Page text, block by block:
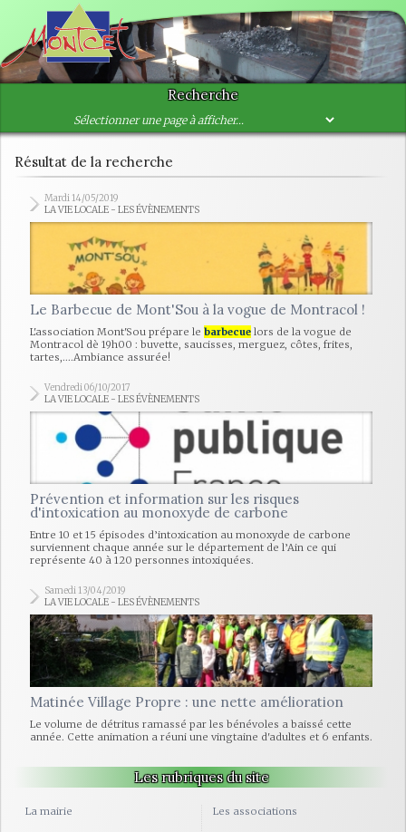
Recherche
Résultat de la recherche
Mardi 14/05/2019
LA VIE LOCALE - LES ÉVÈNEMENTS
Le Barbecue de Mont'Sou à la vogue de Montracol !
L'association Mont'Sou prépare le barbecue lors de la vogue de
Montracol dè 19h00 : buvette, saucisses, merguez, côtes, frites,
tartes,....Ambiance assurée!
Vendredi 06/10/2017
LA VIE LOCALE - LES ÉVÈNEMENTS
Prévention et information sur les risques
d'intoxication au monoxyde de carbone
Entre 10 et 15 épisodes d’intoxication au monoxyde de carbone
surviennent chaque année sur le département de l’Ain ce qui
représente 40 à 120 personnes intoxiquées.
Samedi 13/04/2019
LA VIE LOCALE - LES ÉVÈNEMENTS
Matinée Village Propre : une nette amélioration
Le volume de détritus ramassé par les bénévoles a baissé cette
année. Cette animation a réuni une vingtaine d'adultes et 6 enfants.
Les rubriques du site
La mairie Les associations